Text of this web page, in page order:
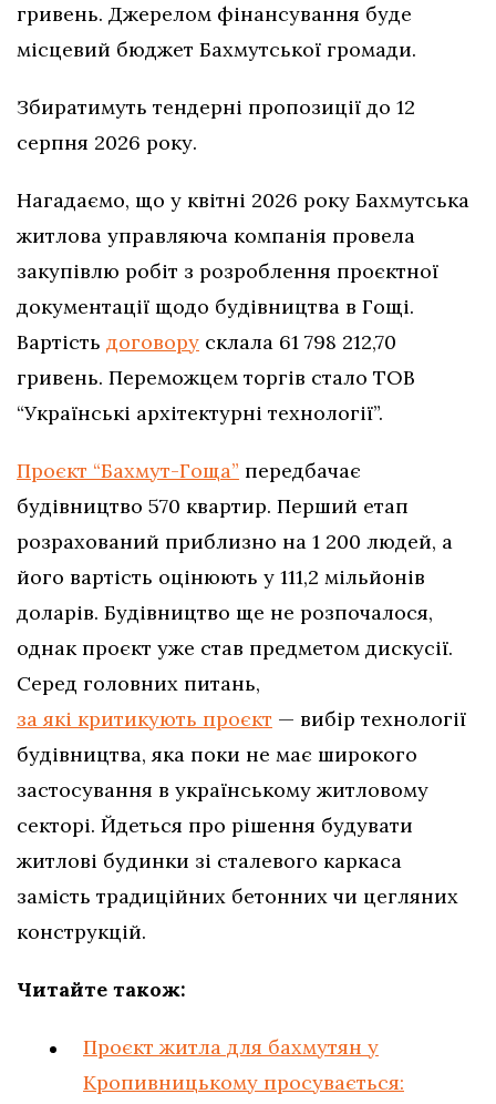
гривень. Джерелом фінансування буде
місцевий бюджет Бахмутської громади.
Збиратимуть тендерні пропозиції до 12
серпня 2026 року.
Нагадаємо, що у квітні 2026 року Бахмутська
житлова управляюча компанія провела
закупівлю робіт з розроблення проєктної
документації щодо будівництва в Гощі.
Вартість договору склала 61 798 212,70
гривень. Переможцем торгів стало ТОВ
“Українські архітектурні технології”.
Проєкт “Бахмут-Гоща” передбачає
будівництво 570 квартир. Перший етап
розрахований приблизно на 1 200 людей, а
його вартість оцінюють у 111,2 мільйонів
доларів. Будівництво ще не розпочалося,
однак проєкт уже став предметом дискусії.
Серед головних питань,
за які критикують проєкт — вибір технології
будівництва, яка поки не має широкого
застосування в українському житловому
секторі. Йдеться про рішення будувати
житлові будинки зі сталевого каркаса
замість традиційних бетонних чи цегляних
конструкцій.
Читайте також:
Проєкт житла для бахмутян у
Кропивницькому просувається: